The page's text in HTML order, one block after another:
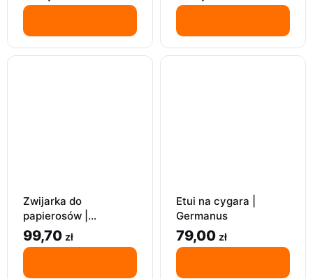
Zwijarka do
papierosów |
Germanus | Metalowa
6-8mm
99,70 zł
Etui na cygara |
Germanus
79,00 zł